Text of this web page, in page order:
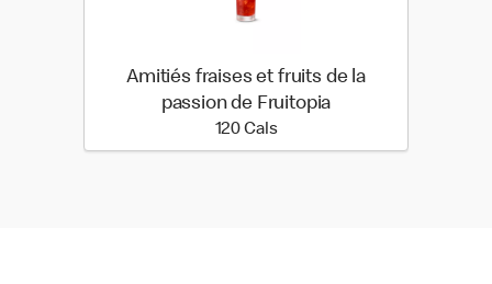
Amitiés fraises et fruits de la
passion de Fruitopia
120 Cals120 calories